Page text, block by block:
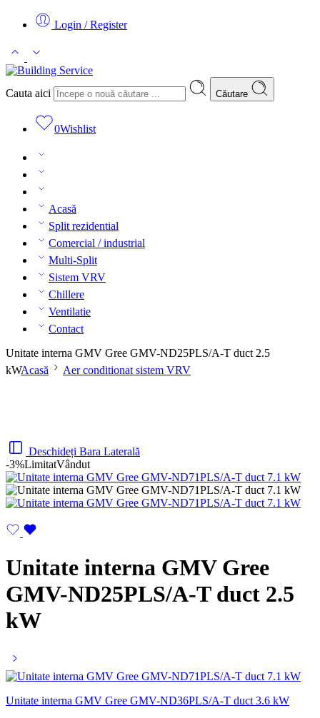
Login / Register
Cauta aici Căutare
0Wishlist
Acasă
Split rezidential
Comercial / industrial
Multi-Split
Sistem VRV
Chillere
Ventilatie
Contact
Unitate interna GMV Gree GMV-ND25PLS/A-T duct 2.5
kWAcasă Aer conditionat sistem VRV
Deschideți Bara Laterală
-3%LimitatVândut
Unitate interna GMV Gree
GMV-ND25PLS/A-T duct 2.5
kW
Unitate interna GMV Gree GMV-ND36PLS/A-T duct 3.6 kW